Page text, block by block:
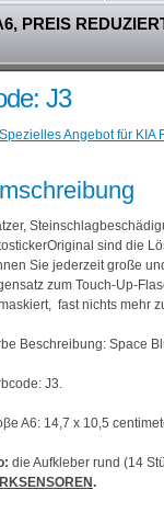
PREIS
J3
Angebot für KIA
sind die
Sie jederzeit große
zum Touch-Up-
fast nichts mehr
Beschreibung: Space
J3.
A6: 14,7 x 10,5
die Aufkleber rund (14
.